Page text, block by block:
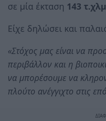
σε μία έκταση 143
Είχε δηλώσει και
«Στόχος μας είναι να
περιβάλλον και η
να μπορέσουμε να
πλούτο ανέγγιχτο στις